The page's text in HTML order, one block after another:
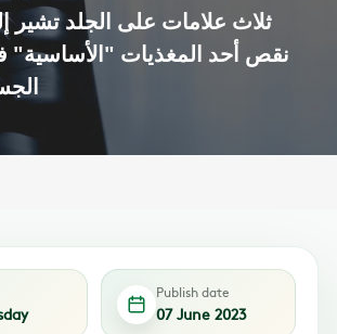
ثلاث علامات على الجلد تشير
نقص أحد المغذيات "الأساسية"
Publish date
07 June 2023